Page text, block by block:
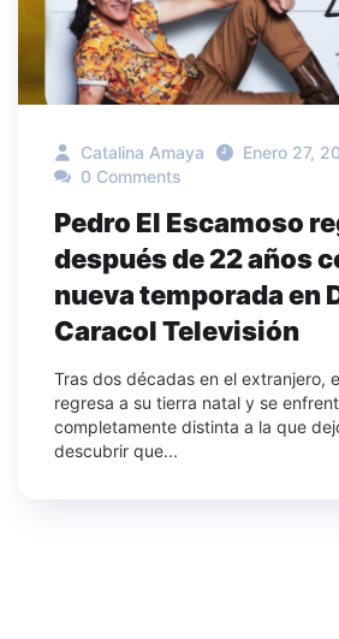
Catalina Amaya
Enero 27,
0 Comments
Pedro El Escamoso
después de 22 años
nueva temporada en
Caracol Televisión
Tras dos décadas en el extranjero,
regresa a su tierra natal y se
completamente distinta a la que
descubrir que...